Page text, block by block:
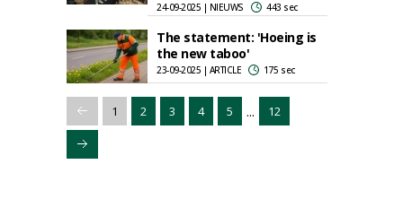
24-09-2025 | NIEUWS 443 sec
The statement: 'Hoeing is
the new taboo'
23-09-2025 | ARTICLE 175 sec
1 2 3 4 5 ... 12